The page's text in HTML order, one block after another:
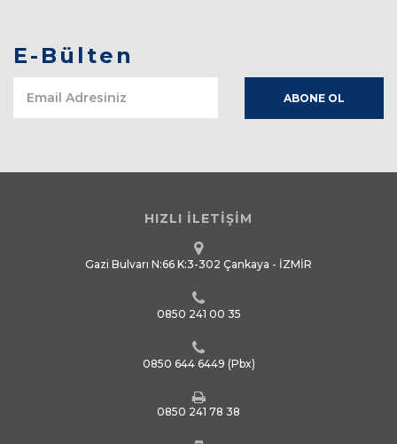
E-Bülten
HIZLI İLETİŞİM
Gazi Bulvarı N:66 K:3-302 Çankaya - İZMİR
0850 241 00 35
0850 644 6449 (Pbx)
0850 241 78 38